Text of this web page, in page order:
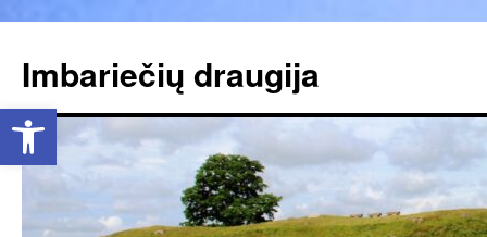
Open toolbar
turinio
Imbariečių draugija